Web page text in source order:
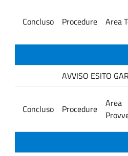
Concluso Procedure Area
AVVISO ESITO
Concluso Procedure
Area